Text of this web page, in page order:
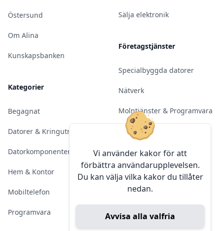
Vi använder kakor för att
förbättra användarupplevelsen.
Du kan välja vilka kakor du tillåter
nedan.
Avvisa alla valfria
Östersund
Om Alina
Kunskapsbanken
Kategorier
Begagnat
Datorer & Kringutrustning
Datorkomponenter
Hem & Kontor
Mobiltelefon
Programvara
Sälja elektronik
Företagstjänster
Specialbyggda datorer
Nätverk
Molntjänster & Programvara
Server & Backup
Kameraövervakning
Konferens & Public Display
Sälja elektronik